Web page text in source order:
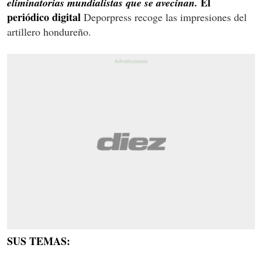
periódico digital Deporpress recoge las impresiones del
artillero hondureño.
SUS TEMAS: